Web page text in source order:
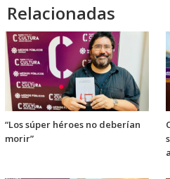
Relacionadas
“Los súper héroes no deberían
morir”